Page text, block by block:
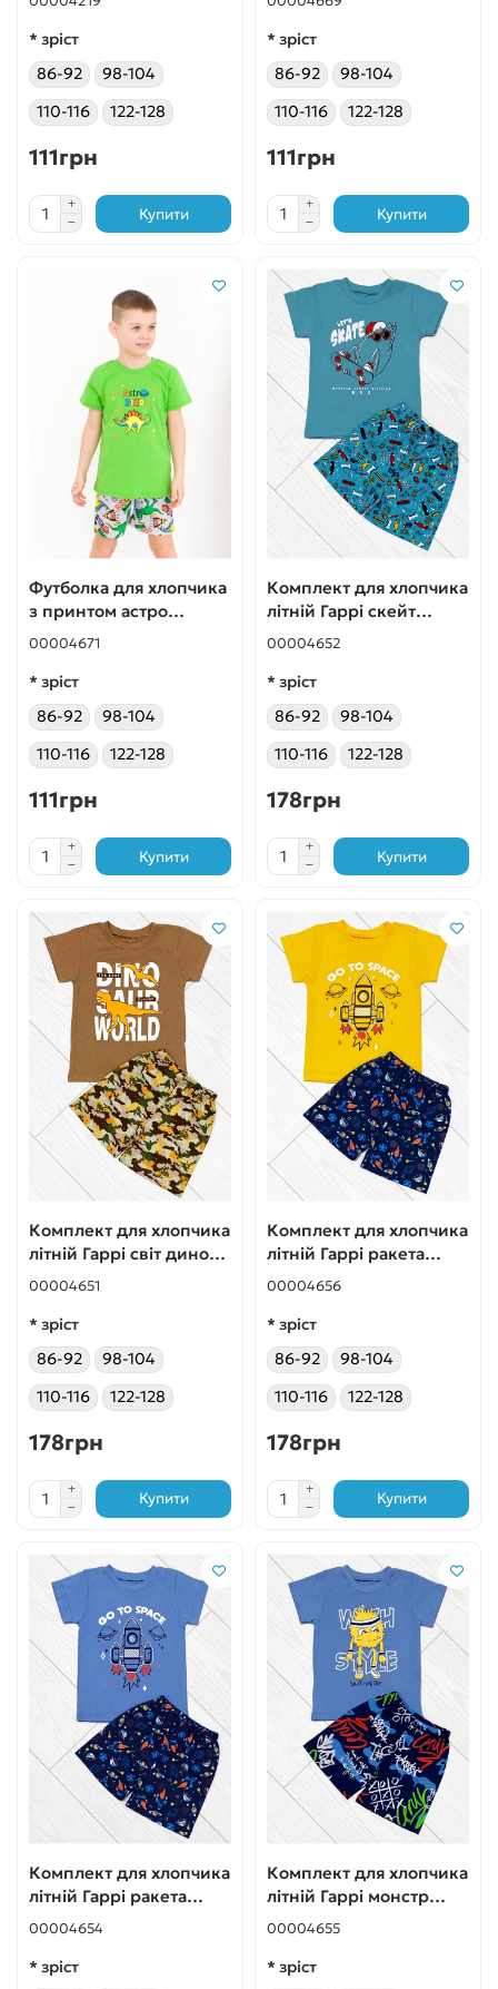
* зріст
86-92
98-104
110-116
122-128
111грн
Купити
* зріст
86-92
98-104
110-116
122-128
111грн
Купити
Футболка для хлопчика
з принтом астро
салатова
00004671
* зріст
86-92
98-104
110-116
122-128
111грн
Купити
Комплект для хлопчика
літній Гаррі скейт
бірюзовий
00004652
* зріст
86-92
98-104
110-116
122-128
178грн
Купити
Комплект для хлопчика
літній Гаррі світ дино
бежевий
00004651
* зріст
86-92
98-104
110-116
122-128
178грн
Купити
Комплект для хлопчика
літній Гаррі ракета
жовтий
00004656
* зріст
86-92
98-104
110-116
122-128
178грн
Купити
Комплект для хлопчика
літній Гаррі ракета
блакитний
00004654
* зріст
Комплект для хлопчика
літній Гаррі монстр
блакитний
00004655
* зріст